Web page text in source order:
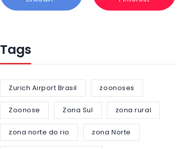
Tags
Zurich Airport Brasil zoonoses
Zoonose Zona Sul zona rural
zona norte do rio zona Norte